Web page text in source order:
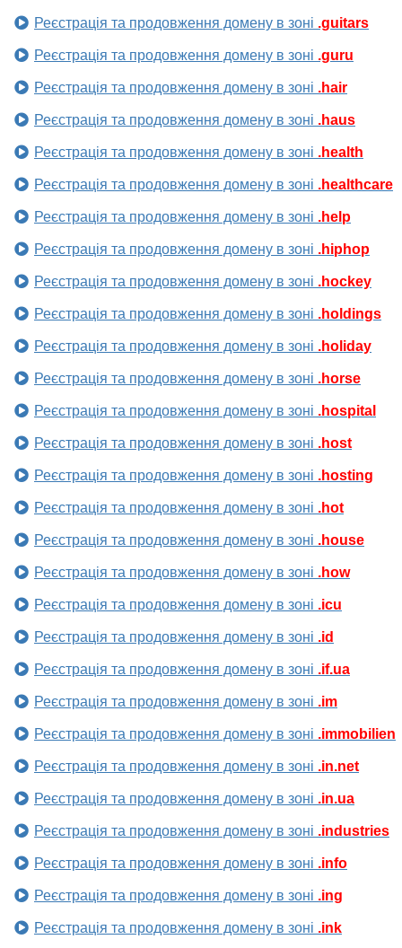
Реєстрація та продовження домену в зоні .guitars
Реєстрація та продовження домену в зоні .guru
Реєстрація та продовження домену в зоні .hair
Реєстрація та продовження домену в зоні .haus
Реєстрація та продовження домену в зоні .health
Реєстрація та продовження домену в зоні .healthcare
Реєстрація та продовження домену в зоні .help
Реєстрація та продовження домену в зоні .hiphop
Реєстрація та продовження домену в зоні .hockey
Реєстрація та продовження домену в зоні .holdings
Реєстрація та продовження домену в зоні .holiday
Реєстрація та продовження домену в зоні .horse
Реєстрація та продовження домену в зоні .hospital
Реєстрація та продовження домену в зоні .host
Реєстрація та продовження домену в зоні .hosting
Реєстрація та продовження домену в зоні .hot
Реєстрація та продовження домену в зоні .house
Реєстрація та продовження домену в зоні .how
Реєстрація та продовження домену в зоні .icu
Реєстрація та продовження домену в зоні .id
Реєстрація та продовження домену в зоні .if.ua
Реєстрація та продовження домену в зоні .im
Реєстрація та продовження домену в зоні .immobilien
Реєстрація та продовження домену в зоні .in.net
Реєстрація та продовження домену в зоні .in.ua
Реєстрація та продовження домену в зоні .industries
Реєстрація та продовження домену в зоні .info
Реєстрація та продовження домену в зоні .ing
Реєстрація та продовження домену в зоні .ink